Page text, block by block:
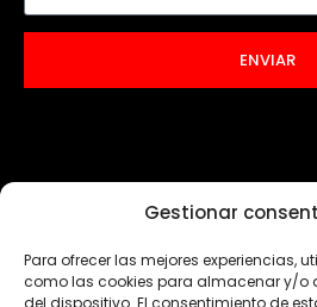
Gestionar
Para ofrecer las mejores experiencias,
como las cookies para almacenar y/o
del dispositivo. El consentimiento de
ENVIAR